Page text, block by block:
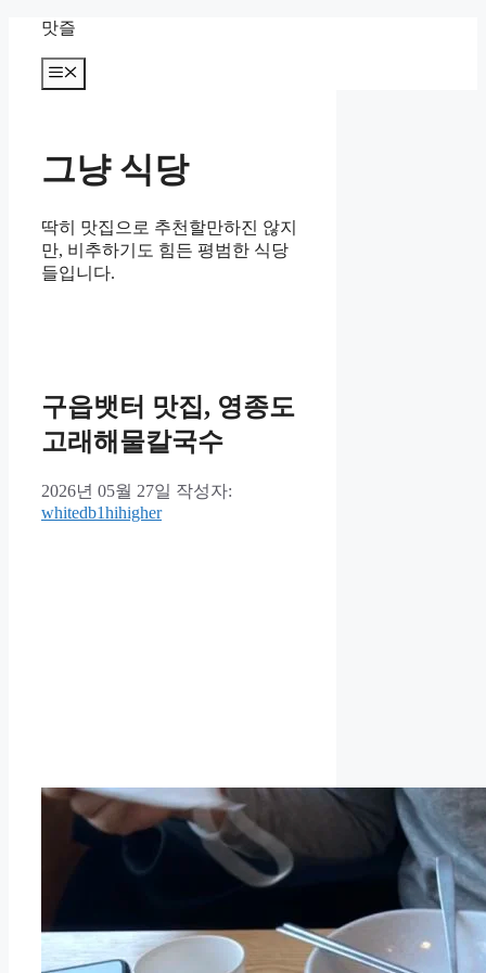
맛즐
메
뉴
그냥 식당
딱히 맛집으로 추천할만하진 않지
만, 비추하기도 힘든 평범한 식당
들입니다.
구읍뱃터 맛집, 영종도
고래해물칼국수
2026년 05월 27일 작성자:
whitedb1hihigher